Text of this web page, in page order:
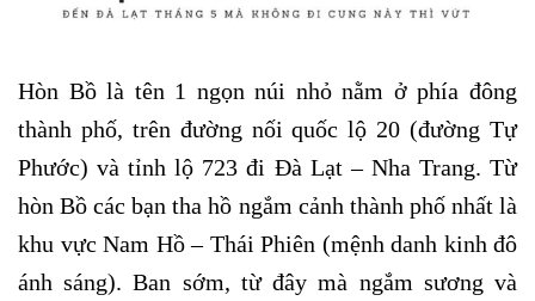
Hòn Bồ là tên 1 ngọn núi nhỏ nằm ở phía đông
thành phố, trên đường nối quốc lộ 20 (đường Tự
Phước) và tỉnh lộ 723 đi Đà Lạt – Nha Trang. Từ
hòn Bồ các bạn tha hồ ngắm cảnh thành phố nhất là
khu vực Nam Hồ – Thái Phiên (mệnh danh kinh đô
ánh sáng). Ban sớm, từ đây mà ngắm sương và